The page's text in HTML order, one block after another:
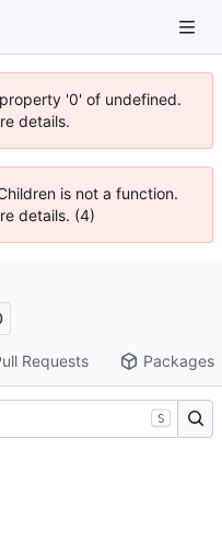
'0' of undefined.
details.
is not a function.
details. (4)
Requests Packages
S